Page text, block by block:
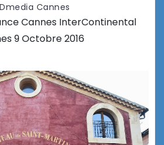
Cannes
Cannes InterContinental
9 Octobre 2016